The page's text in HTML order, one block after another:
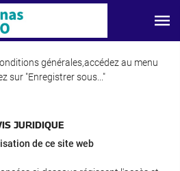
générales,accédez au menu
sur "Enregistrer sous..."
JURIDIQUE
de ce site web